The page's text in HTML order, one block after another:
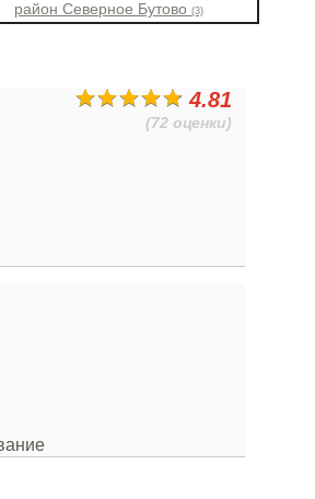
район Северное Бутово(3)
4.81
(72 оценки)